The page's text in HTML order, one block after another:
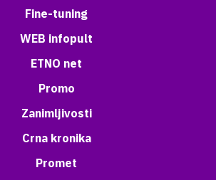
Fine-tuning
WEB infopult
ETNO net
Promo
Zanimljivosti
Crna kronika
Promet